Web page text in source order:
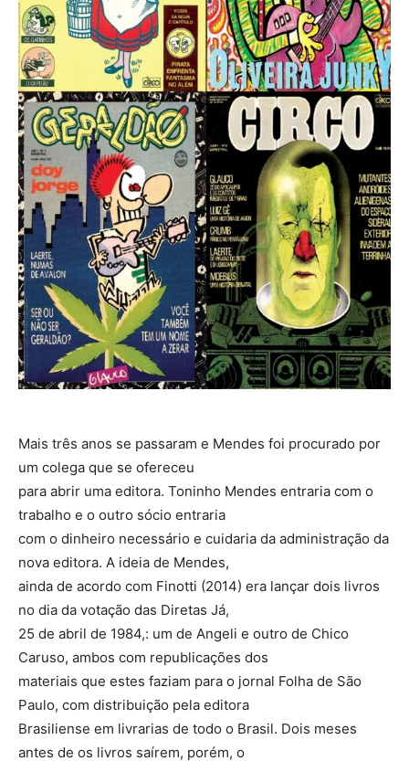
Mais três anos se passaram e Mendes foi procurado por
um colega que se ofereceu
para abrir uma editora. Toninho Mendes entraria com o
trabalho e o outro sócio entraria
com o dinheiro necessário e cuidaria da administração da
nova editora. A ideia de Mendes,
ainda de acordo com Finotti (2014) era lançar dois livros
no dia da votação das Diretas Já,
25 de abril de 1984,: um de Angeli e outro de Chico
Caruso, ambos com republicações dos
materiais que estes faziam para o jornal Folha de São
Paulo, com distribuição pela editora
Brasiliense em livrarias de todo o Brasil. Dois meses
antes de os livros saírem, porém, o